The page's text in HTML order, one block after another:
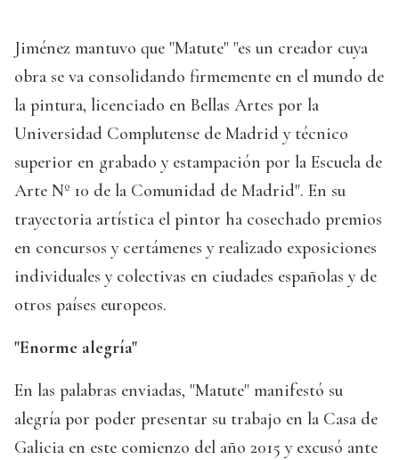
Jiménez mantuvo que "Matute" "es un creador cuya
obra se va consolidando firmemente en el mundo de
la pintura, licenciado en Bellas Artes por la
Universidad Complutense de Madrid y técnico
superior en grabado y estampación por la Escuela de
Arte Nº 10 de la Comunidad de Madrid". En su
trayectoria artística el pintor ha cosechado premios
en concursos y certámenes y realizado exposiciones
individuales y colectivas en ciudades españolas y de
otros países europeos.
"Enorme alegría"
En las palabras enviadas, "Matute" manifestó su
alegría por poder presentar su trabajo en la Casa de
Galicia en este comienzo del año 2015 y excusó ante